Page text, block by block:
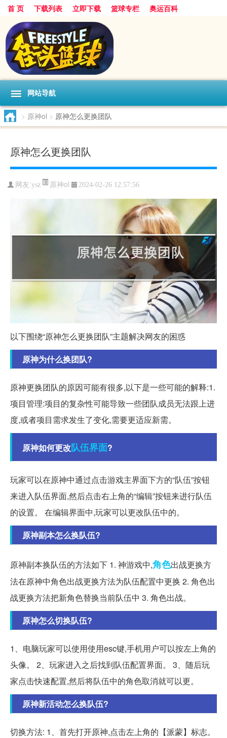
首 页 下载列表 立即下载 篮球专栏 奥运百科
网站导航
> 原神ol > 原神怎么更换团队
原神怎么更换团队
网友:ysz 原神ol 2024-02-26 12:57:56
以下围绕“原神怎么更换团队”主题解决网友的困惑
原神为什么换团队?
原神更换团队的原因可能有很多,以下是一些可能的解释:1.
项目管理:项目的复杂性可能导致一些团队成员无法跟上进
度,或者项目需求发生了变化,需要更适应新需。
原神如何更改队伍界面?
玩家可以在原神中通过点击游戏主界面下方的“队伍”按钮
来进入队伍界面,然后点击右上角的“编辑”按钮来进行队伍
的设置。 在编辑界面中,玩家可以更改队伍中的。
原神副本怎么换队伍?
原神副本换队伍的方法如下 1. 神游戏中,角色出战更换方
法在原神中角色出战更换方法为队伍配置中更换 2. 角色出
战更换方法把新角色替换当前队伍中 3. 角色出战。
原神怎么切换队伍?
1、电脑玩家可以使用使用esc键,手机用户可以按左上角的
头像。 2、玩家进入之后找到队伍配置界面。 3、随后玩
家点击快速配置,然后将队伍中的角色取消就可以更。
原神新活动怎么换队伍?
切换方法: 1、首先打开原神,点击左上角的【派蒙】标志。